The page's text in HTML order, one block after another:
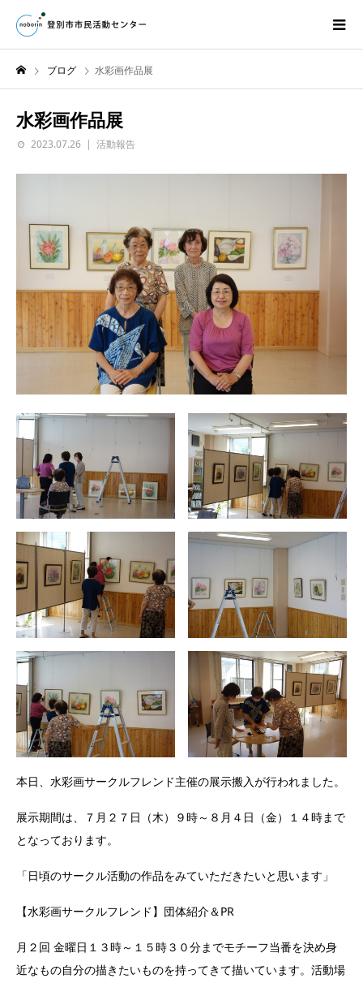
ブログ 水彩画作品展
水彩画作品展
2023.07.26 活動報告
本日、水彩画サークルフレンド主催の展示搬入が行われました。
展示期間は、７月２７日（木）９時～８月４日（金）１４時まで
となっております。
「日頃のサークル活動の作品をみていただきたいと思います」
【水彩画サークルフレンド】団体紹介＆PR
月２回 金曜日１３時～１５時３０分までモチーフ当番を決め身
近なもの自分の描きたいものを持ってきて描いています。活動場